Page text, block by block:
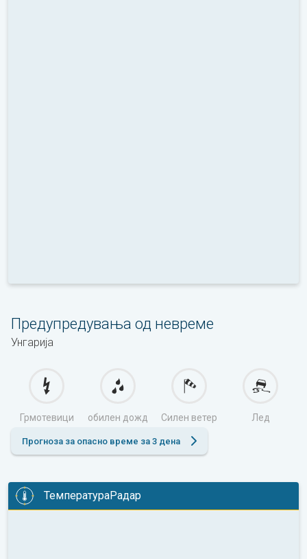
Предупредувања од невреме
Унгарија
Грмотевици обилен дожд Силен ветер Лед
Прогноза за опасно време за 3 дена
ТемператураРадар